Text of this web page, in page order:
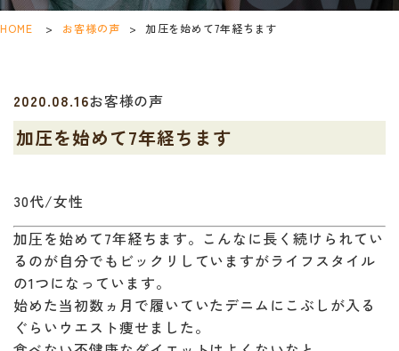
HOME > お客様の声 > 加圧を始めて7年経ちます
2020.08.16お客様の声
加圧を始めて7年経ちます
30代/女性
加圧を始めて7年経ちます。こんなに長く続けられてい
るのが自分でもビックリしていますがライフスタイル
の1つになっています。
始めた当初数ヵ月で履いていたデニムにこぶしが入る
ぐらいウエスト痩せました。